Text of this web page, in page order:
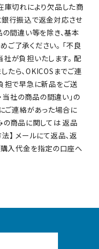
庫切れにより欠品した商
行振込で返金対応させ
間違い等を除き、基本
了承ください。 「不良
が負担いたします。 配
たら、OKICOSまでご連
担で早急に新品をご送
当社の商品の間違い」の
ご連絡があった場合に
の商品に関しては 返品
メールにて返品、返
購入代金を指定の口座へ